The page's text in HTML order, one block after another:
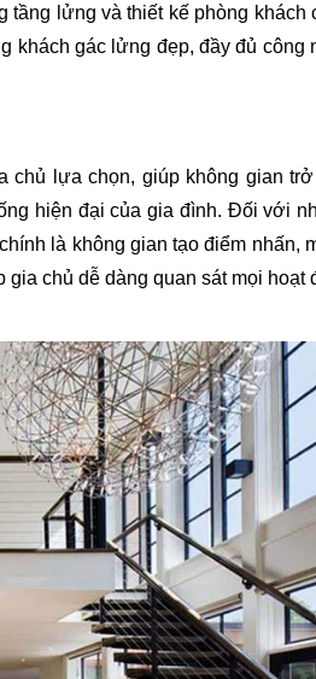
lửng và thiết kế phòng khách
khách gác lửng đẹp, đầy đủ công
chủ lựa chọn, giúp không gian
hiện đại của gia đình. Đối với
là không gian tạo điểm nhấn,
chủ dễ dàng quan sát mọi hoạt